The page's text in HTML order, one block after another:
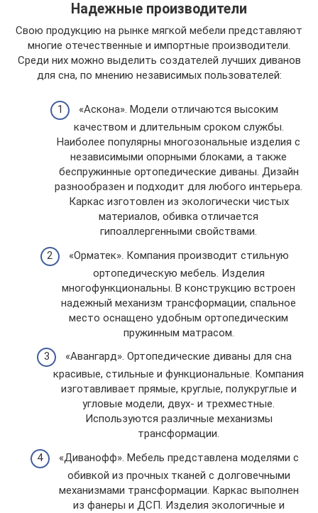
Надежные производители
Свою продукцию на рынке мягкой мебели представляют
многие отечественные и импортные производители.
Среди них можно выделить создателей лучших диванов
для сна, по мнению независимых пользователей:
«Аскона». Модели отличаются высоким
качеством и длительным сроком службы.
Наиболее популярны многозональные изделия с
независимыми опорными блоками, а также
беспружинные ортопедические диваны. Дизайн
разнообразен и подходит для любого интерьера.
Каркас изготовлен из экологически чистых
материалов, обивка отличается
гипоаллергенными свойствами.
«Орматек». Компания производит стильную
ортопедическую мебель. Изделия
многофункциональны. В конструкцию встроен
надежный механизм трансформации, спальное
место оснащено удобным ортопедическим
пружинным матрасом.
«Авангард». Ортопедические диваны для сна
красивые, стильные и функциональные. Компания
изготавливает прямые, круглые, полукруглые и
угловые модели, двух- и трехместные.
Используются различные механизмы
трансформации.
«Диванофф». Мебель представлена моделями с
обивкой из прочных тканей с долговечными
механизмами трансформации. Каркас выполнен
из фанеры и ДСП. Изделия экологичные и